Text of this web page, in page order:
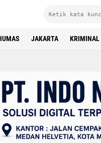
JAKARTA KRIMINAL